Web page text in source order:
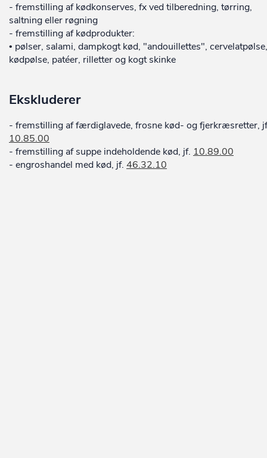
- fremstilling af kødkonserves, fx ved tilberedning, tørring,
saltning eller røgning
- fremstilling af kødprodukter:
• pølser, salami, dampkogt kød, "andouillettes", cervelatpølse,
kødpølse, patéer, rilletter og kogt skinke
Ekskluderer
- fremstilling af færdiglavede, frosne kød- og fjerkræsretter,
10.85.00
- fremstilling af suppe indeholdende kød, jf. 10.89.00
- engroshandel med kød, jf. 46.32.10